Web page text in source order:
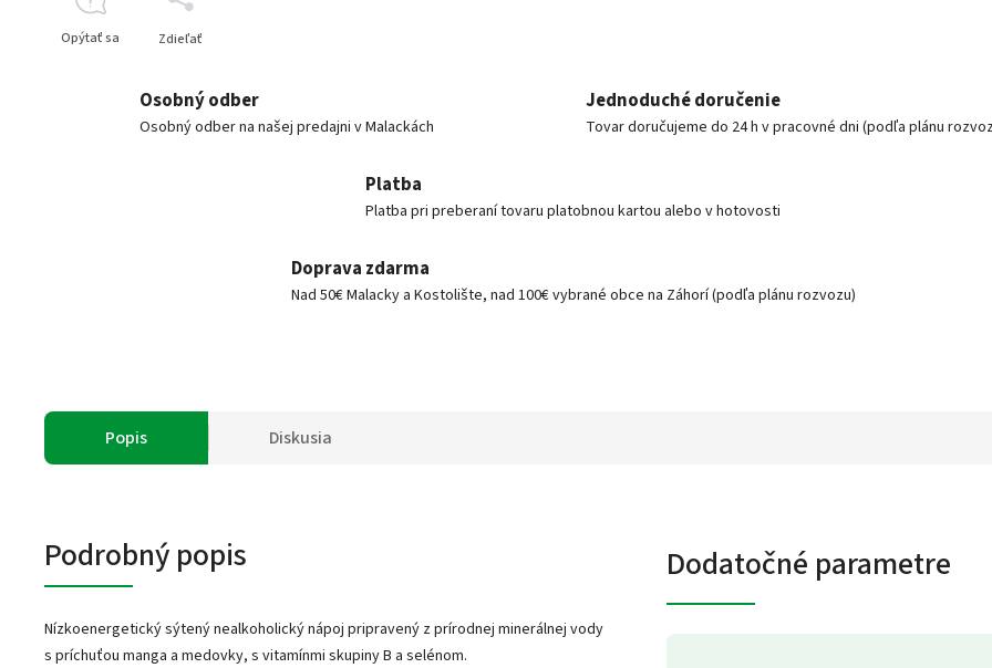
Opýtať sa Zdieľať
Osobný odber
Osobný odber na našej predajni v Malackách
Jednoduché doručenie
Tovar doručujeme do 24 h v pracovné dni (podľa plánu
Platba
Platba pri preberaní tovaru platobnou kartou alebo v hotovosti
Doprava zdarma
Nad 50€ Malacky a Kostolište, nad 100€ vybrané obce na Záhorí (podľa plánu rozvozu)
Popis Diskusia
Podrobný popis
Nízkoenergetický sýtený nealkoholický nápoj pripravený z prírodnej minerálnej vody
s príchuťou manga a medovky, s vitamínmi skupiny B a selénom.
Dodatočné parametre